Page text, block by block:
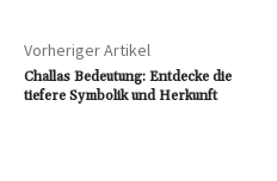
Vorheriger Artikel
Challas Bedeutung: Entdecke die
tiefere Symbolik und Herkunft